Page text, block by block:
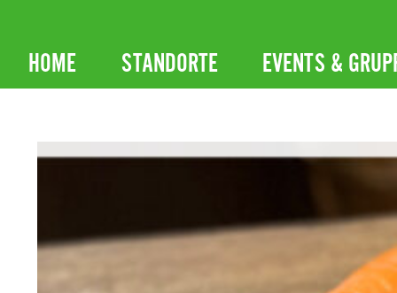
Inhalt
springen
HOME STANDORTE EVENTS &